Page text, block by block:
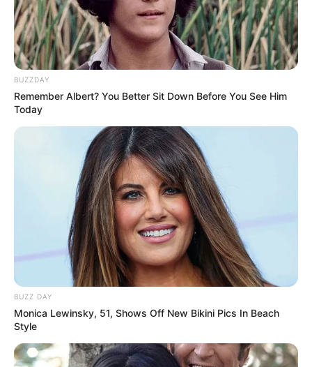
BUZZDAY
Remember Albert? You Better Sit Down Before You See Him
Today
BUZZ DAY
Monica Lewinsky, 51, Shows Off New Bikini Pics In Beach
Style